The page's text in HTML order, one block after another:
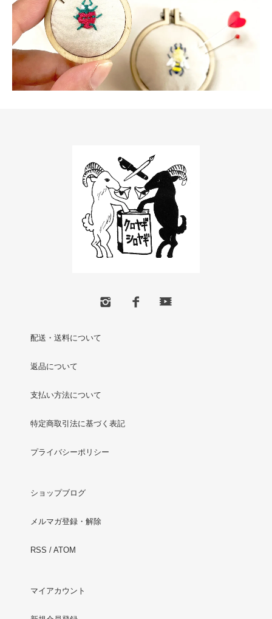
配送・送料について
返品について
支払い方法について
特定商取引法に基づく表記
プライバシーポリシー
ショップブログ
メルマガ登録・解除
RSS / ATOM
マイアカウント